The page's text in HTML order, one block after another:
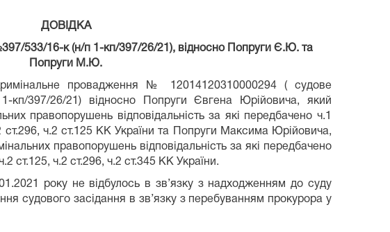
ДОВІДКА
533/16-к (н/п 1-кп/397/26/21), відносно Попруги Є.Ю. та
Попруги М.Ю.
провадження № 12014120310000294 ( судове
397/26/21) відносно Попруги Євгена Юрійовича, який
правопорушень відповідальність за які передбачено ч.1
ст.296, ч.2 ст.125 КК України та Попруги Максима Юрійовича,
правопорушень відповідальність за які передбачено
ст.125, ч.2 ст.296, ч.2 ст.345 КК України.
року не відбулось в зв’язку з надходженням до суду
судового засідання в зв’язку з перебуванням прокурора у